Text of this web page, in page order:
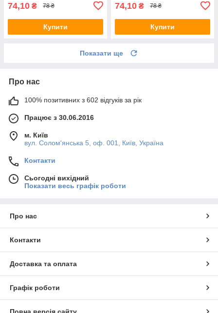
74,10 ₴ 78 ₴
Купити
74,10 ₴ 78 ₴
Купити
Показати ще
Про нас
100% позитивних з 602 відгуків за рік
Працює з 30.06.2016
м. Київ
вул. Солом'янська 5, оф. 001, Київ, Україна
Контакти
Сьогодні вихідний
Показати весь графік роботи
Про нас
Контакти
Доставка та оплата
Графік роботи
Повна версія сайту